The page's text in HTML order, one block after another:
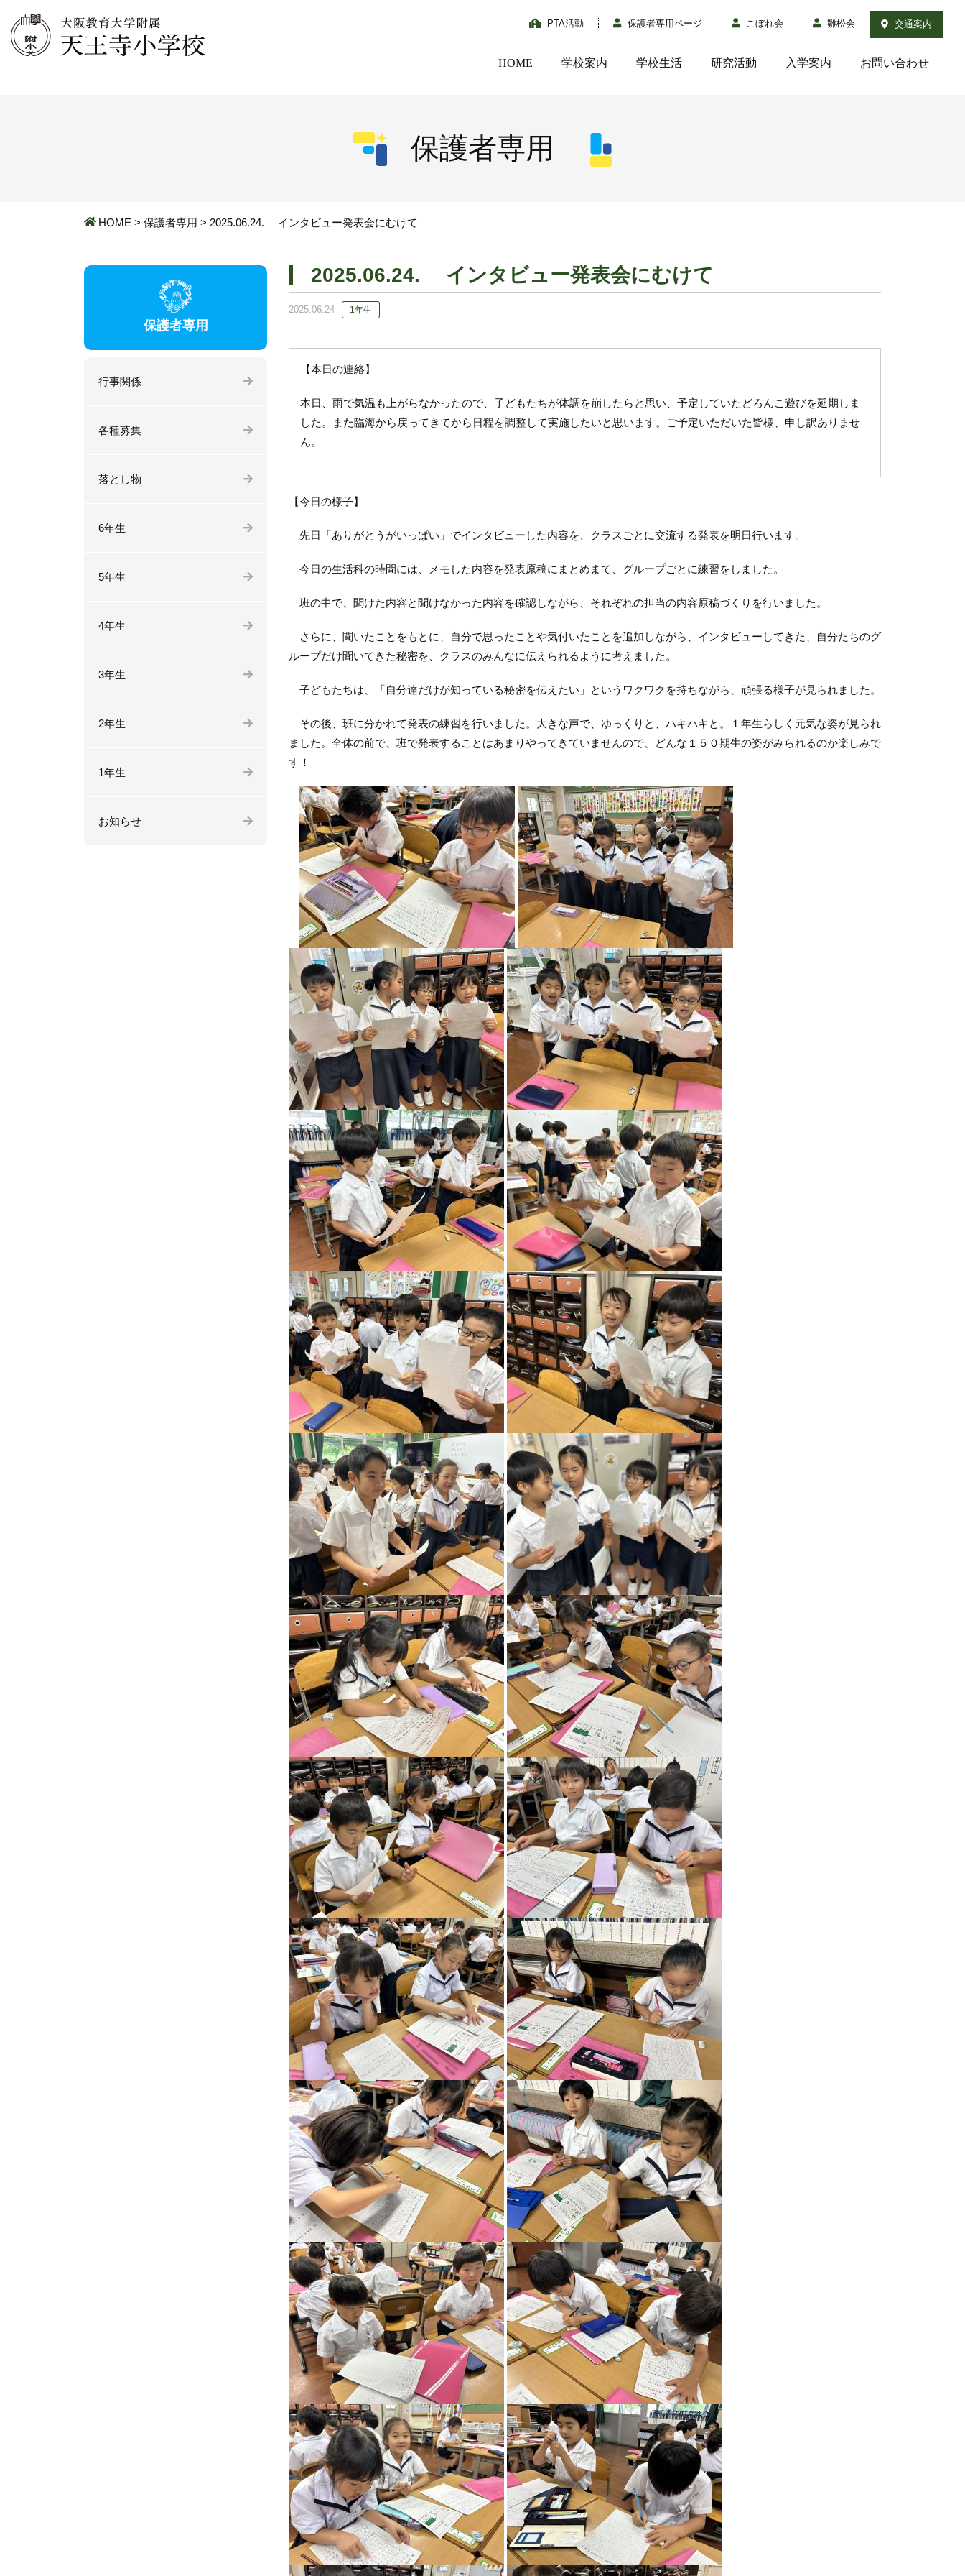
PTA活動 保護者専用ページ こぼれ会 雛松会 交通案内
HOME 学校案内 学校生活 研究活動 入学案内 お問い合わせ
保護者専用
HOME > 保護者専用 > 2025.06.24. インタビュー発表会にむけて
2025.06.24. インタビュー発表会にむけて
2025.06.24 1年生
【本日の連絡】
本日、雨で気温も上がらなかったので、子どもたちが体調を崩したらと思い、予定していたどろんこ遊びを延期しま
した。また臨海から戻ってきてから日程を調整して実施したいと思います。ご予定いただいた皆様、申し訳ありませ
ん。
【今日の様子】
先日「ありがとうがいっぱい」でインタビューした内容を、クラスごとに交流する発表を明日行います。
今日の生活科の時間には、メモした内容を発表原稿にまとめまて、グループごとに練習をしました。
班の中で、聞けた内容と聞けなかった内容を確認しながら、それぞれの担当の内容原稿づくりを行いました。
さらに、聞いたことをもとに、自分で思ったことや気付いたことを追加しながら、インタビューしてきた、自分たちのグ
ループだけ聞いてきた秘密を、クラスのみんなに伝えられるように考えました。
子どもたちは、「自分達だけが知っている秘密を伝えたい」というワクワクを持ちながら、頑張る様子が見られました。
その後、班に分かれて発表の練習を行いました。大きな声で、ゆっくりと、ハキハキと。１年生らしく元気な姿が見られ
ました。全体の前で、班で発表することはあまりやってきていませんので、どんな１５０期生の姿がみられるのか楽しみで
す！
保護者専用
行事関係
各種募集
落とし物
6年生
5年生
4年生
3年生
2年生
1年生
お知らせ